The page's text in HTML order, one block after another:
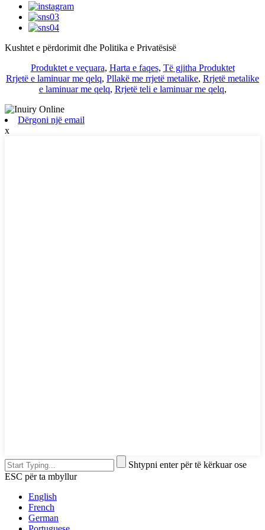
Kushtet e përdorimit dhe Politika e Privatësisë
Produktet e veçuara, Harta e faqes, Të gjitha Produktet
Rrjetë e laminuar me qelq, Pllakë me rrjetë metalike, Rrjetë metalike
e laminuar me qelq, Rrjetë teli e laminuar me qelq,
Dërgoni një email
x
Shtypni enter për të kërkuar ose
ESC për ta mbyllur
English
French
German